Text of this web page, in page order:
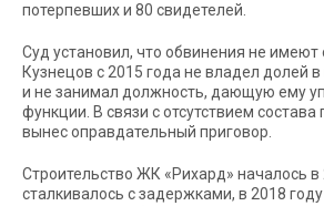
потерпевших и 80 свидетелей.
Суд установил, что обвинения не имеют
Кузнецов с 2015 года не владел долей
и не занимал должность, дающую ему
функции. В связи с отсутствием состава
вынес оправдательный приговор.
Строительство ЖК «Рихард» началось в
сталкивалось с задержками, в 2018